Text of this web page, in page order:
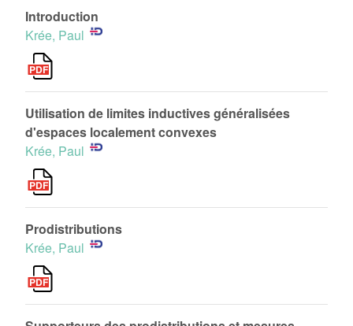
Introduction
Krée, Paul
Utilisation de limites inductives généralisées
d'espaces localement convexes
Krée, Paul
Prodistributions
Krée, Paul